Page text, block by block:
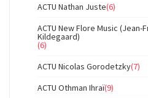
ACTU Nathan Juste(6)
ACTU New Flore Music (Jean-
Kildegaard)
(6)
ACTU Nicolas Gorodetzky(7)
ACTU Othman Ihraï(9)